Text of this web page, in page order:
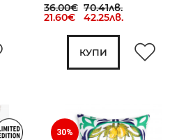
36.00€ 70.41лв.
21.60€ 42.25лв.
КУПИ
30%